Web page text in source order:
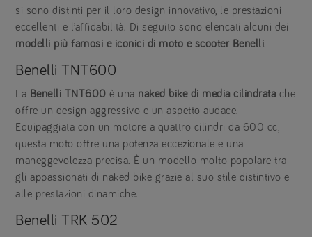
si sono distinti per il loro design innovativo, le prestazioni
eccellenti e l’affidabilità. Di seguito sono elencati alcuni dei
modelli più famosi e iconici di moto e scooter Benelli.
Benelli TNT600
La Benelli TNT600 è una naked bike di media cilindrata che
offre un design aggressivo e un aspetto audace.
Equipaggiata con un motore a quattro cilindri da 600 cc,
questa moto offre una potenza eccezionale e una
maneggevolezza precisa. È un modello molto popolare tra
gli appassionati di naked bike grazie al suo stile distintivo e
alle prestazioni dinamiche.
Benelli TRK 502